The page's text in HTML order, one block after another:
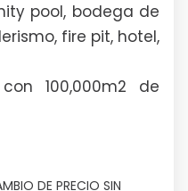
pool, bodega de
fire pit, hotel,
100,000m2 de
DE PRECIO SIN